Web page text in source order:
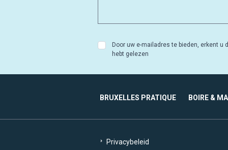
Door uw e-mailadres te bieden, erkent u
hebt gelezen
BRUXELLES PRATIQUE BOIRE &
Privacybeleid